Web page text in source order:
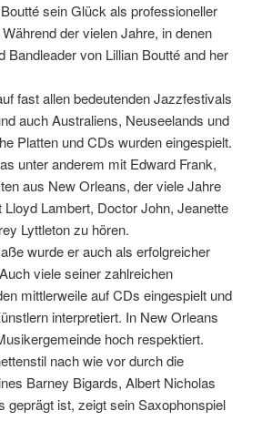
sein Glück als professioneller
der vielen Jahre, in denen
Bandleader von Lillian Boutté and her
fast allen bedeutenden Jazzfestivals
auch Australiens, Neuseelands und
Platten und CDs wurden eingespielt.
unter anderem mit Edward Frank,
aus New Orleans, der viele Jahre
Lambert, Doctor John, Jeanette
Lyttleton zu hören.
wurde er auch als erfolgreicher
viele seiner zahlreichen
mittlerweile auf CDs eingespielt und
interpretiert. In New Orleans
hoch respektiert.
nach wie vor durch die
Barney Bigards, Albert Nicholas
geprägt ist, zeigt sein Saxophonspiel